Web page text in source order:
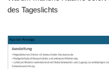
des Tageslichts